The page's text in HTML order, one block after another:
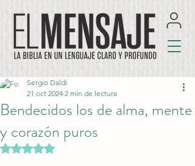
Bendecidos los de alma, mente
y corazón puros
Sergio Daldi
21 oct 2024 2 min de lectura
Obtuvo NaN de 5 estrellas.